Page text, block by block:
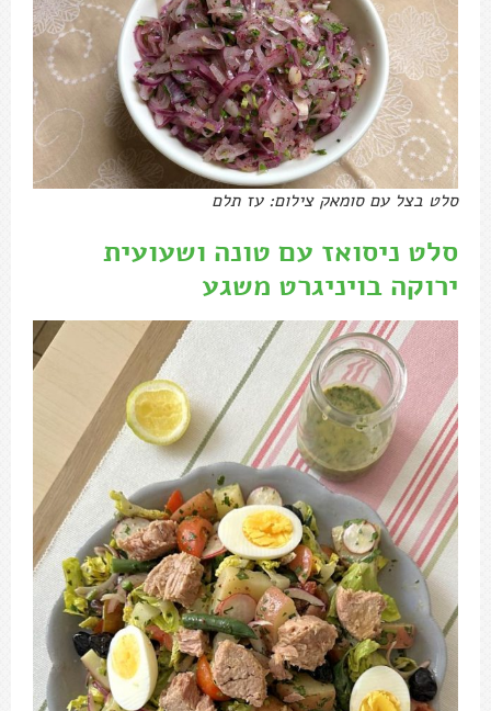
סלט בצל עם סומאק צילום: עז תלם
סלט ניסואז עם טונה ושעועית
ירוקה בויניגרט משגע